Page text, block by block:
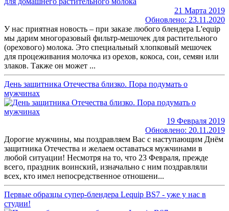
21 Марта 2019
Обновлено: 23.11.2020
У нас приятная новость – при заказе любого блендера L'equip
мы дарим многоразовый фильтр-мешочек для растительного
(орехового) молока. Это специальный хлопковый мешочек
для процеживания молочка из орехов, кокоса, сои, семян или
злаков. Также он может ...
День защитника Отечества близко. Пора подумать о
мужчинах
19 Февраля 2019
Обновлено: 20.11.2019
Дорогие мужчины, мы поздравляем Вас с наступающим Днём
защитника Отечества и желаем оставаться мужчинами в
любой ситуации! Несмотря на то, что 23 Февраля, прежде
всего, праздник воинский, изначально с ним поздравляли
всех, кто имел непосредственное отношени...
Первые образцы супер-блендера Lequip BS7 - уже у нас в
студии!